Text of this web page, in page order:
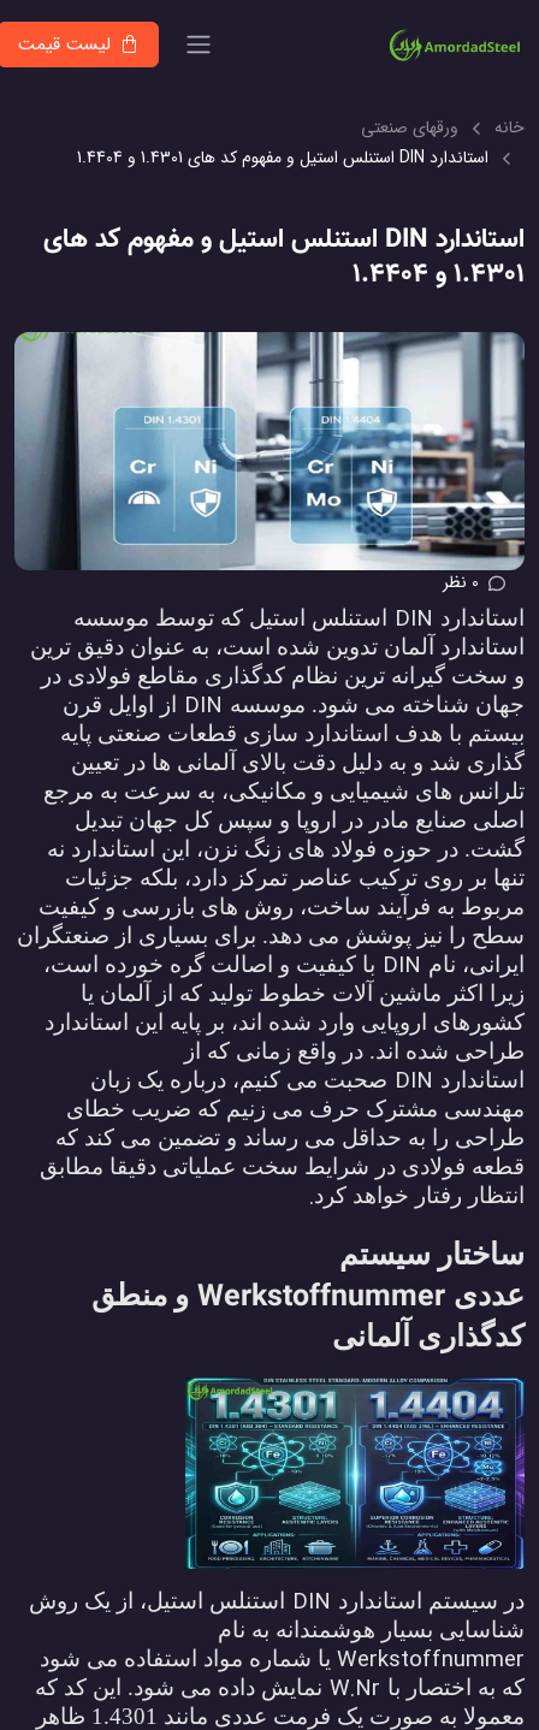
لیست قیمت
ورقهای صنعتی
استاندارد DIN استنلس استیل و مفهوم کد های 1.4301 و 1.4404
استاندارد DIN استنلس استیل و مفهوم کد های
و 1.4404
0 نظر
DINاستنلس استیل که توسط موسسه
آلمان تدوین شده است، به عنوان دقیق ترین
سخت گیرانه ترین نظام کدگذاری مقاطع فولادی در
شناخته می شود. موسسهDINاز اوایل قرن
با هدف استاندارد سازی قطعات صنعتی پایه
شد و به دلیل دقت بالای آلمانی ها در تعیین
های شیمیایی و مکانیکی، به سرعت به مرجع
صنایع مادر در اروپا و سپس کل جهان تبدیل
در حوزه فولاد های زنگ نزن، این استاندارد نه
بر روی ترکیب عناصر تمرکز دارد، بلکه جزئیات
به فرآیند ساخت، روش های بازرسی و کیفیت
را نیز پوشش می دهد. برای بسیاری از صنعتگران
نامDINبا کیفیت و اصالت گره خورده است،
اکثر ماشین آلات خطوط تولید که از آلمان یا
اروپایی وارد شده اند، بر پایه این استاندارد
شده اند. در واقع زمانی که از
DINصحبت می کنیم، درباره یک زبان
مشترک حرف می زنیم که ضریب خطای
را به حداقل می رساند و تضمین می کند که
فولادی در شرایط سخت عملیاتی دقیقا مطابق
رفتار خواهد کرد.
سیستم
Werkstoffnummerو منطق
آلمانی
سیستم استانداردDINاستنلس استیل، از یک روش
بسیار هوشمندانه به نام
یا شماره مواد استفاده می شود
به اختصار با W.Nrنمایش داده می شود. این کد که
معمولا به صورت یک فرمت عددی مانند 1.4301 ظاهر